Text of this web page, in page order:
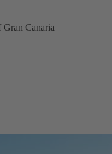
Gran Canaria